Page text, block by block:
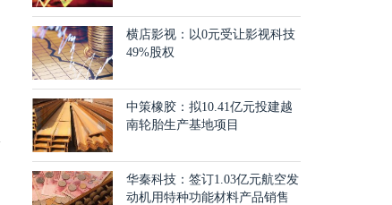
横店影视：以0元受让影视科技
49%股权
中策橡胶：拟10.41亿元投建越
南轮胎生产基地项目
华秦科技：签订1.03亿元航空发
动机用特种功能材料产品销售